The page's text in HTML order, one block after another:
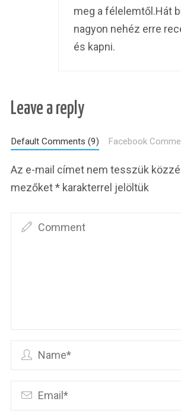
meg a félelemtől.Hát
nagyon nehéz erre
és kapni.
Leave a reply
Default Comments (9) Facebook
Az e-mail címet nem tesszük
mezőket* karakterrel jelöltük